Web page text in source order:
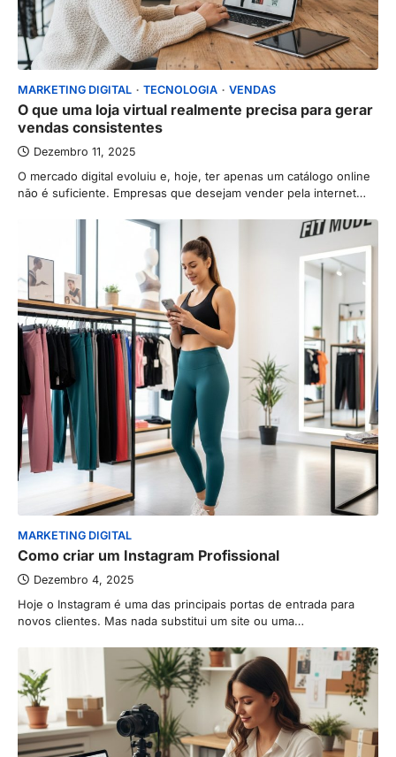
MARKETING DIGITAL TECNOLOGIA VENDAS
O que uma loja virtual realmente precisa para gerar
vendas consistentes
Dezembro 11, 2025
O mercado digital evoluiu e, hoje, ter apenas um catálogo online
não é suficiente. Empresas que desejam vender pela internet…
MARKETING DIGITAL
Como criar um Instagram Profissional
Dezembro 4, 2025
Hoje o Instagram é uma das principais portas de entrada para
novos clientes. Mas nada substitui um site ou uma…